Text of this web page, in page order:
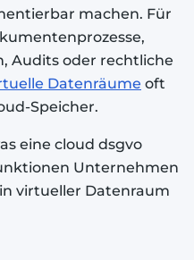
machen. Für
Audits oder rechtliche
Datenräume oft
Speicher.
eine cloud dsgvo
Unternehmen
virtueller Datenraum